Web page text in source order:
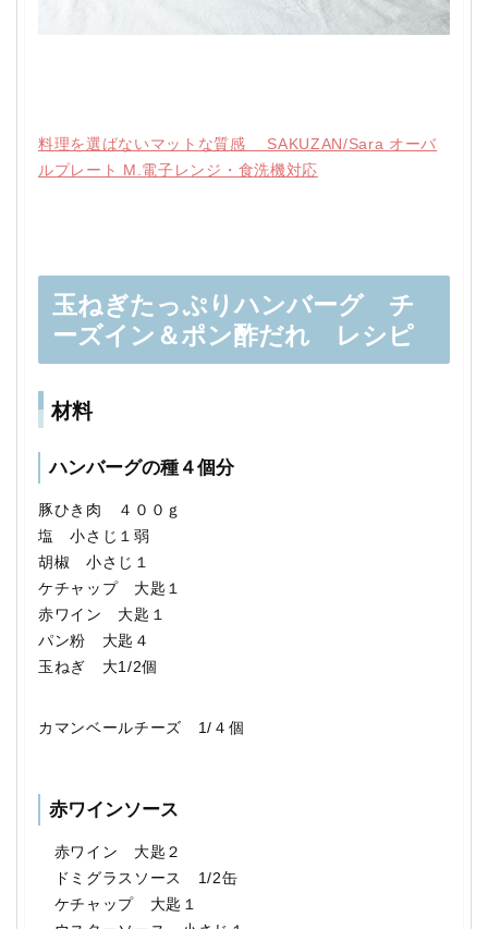
料理を選ばないマットな質感 SAKUZAN/Sara オーバ
ルプレート M.電子レンジ・食洗機対応
玉ねぎたっぷりハンバーグ チ
ーズイン＆ポン酢だれ レシピ
材料
ハンバーグの種４個分
豚ひき肉 ４００ｇ
塩 小さじ１弱
胡椒 小さじ１
ケチャップ 大匙１
赤ワイン 大匙１
パン粉 大匙４
玉ねぎ 大1/2個
カマンベールチーズ 1/４個
赤ワインソース
赤ワイン 大匙２
ドミグラスソース 1/2缶
ケチャップ 大匙１